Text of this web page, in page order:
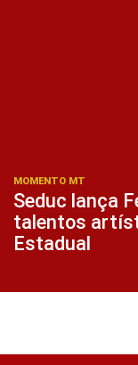
MOMENTO MT
Seduc lança
talentos
Estadual